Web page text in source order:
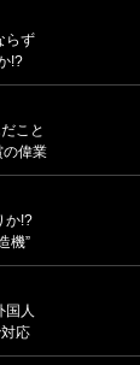
らず
!?
こと
の偉業
か!?
機”
国人
応